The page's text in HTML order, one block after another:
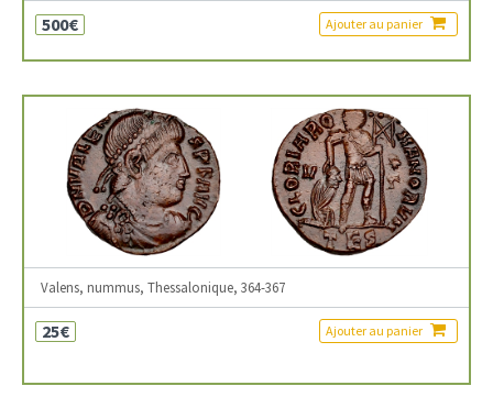
500€ Ajouter au panier
Valens, nummus, Thessalonique, 364-367
25€ Ajouter au panier